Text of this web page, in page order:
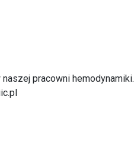
pracowni hemodynamiki.